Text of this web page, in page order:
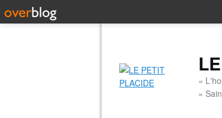
«
»